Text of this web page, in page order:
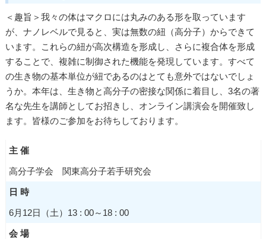
＜趣旨＞我々の体はマクロには丸みのある形を取っています
が、ナノレベルで見ると、実は無数の紐（高分子）からできて
います。これらの紐が高次構造を形成し、さらに複合体を形成
することで、複雑に制御された機能を発現しています。すべて
の生き物の基本単位が紐であるのはとても意外ではないでしょ
うか。本年は、生き物と高分子の密接な関係に着目し、3名の著
名な先生を講師としてお招きし、オンライン講演会を開催致し
ます。皆様のご参加をお待ちしております。
主 催
高分子学会 関東高分子若手研究会
日 時
6月12日（土）13 : 00～18 : 00
会 場